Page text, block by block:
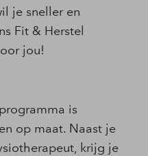
je sneller en
Fit & Herstel
jou!
is
op maat. Naast je
krijg je